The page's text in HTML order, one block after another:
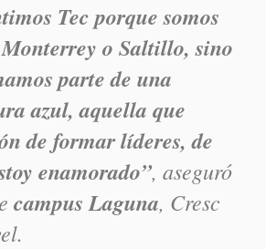
Tec porque somos
o Saltillo, sino
parte de una
azul, aquella que
de formar líderes, de
enamorado”, aseguró
campus Laguna, Cresc